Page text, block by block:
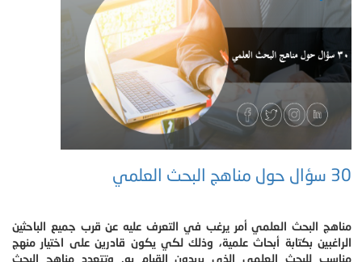
30 سؤال حول مناهج البحث العلمي
مناهج البحث العلمي أمر يرغب في التعرف عليه عن قرب جميع الباحثين
الراغبين بكتابة أبحاث علمية، وذلك لكي يكون قادرين على اختيار منهج
مناسب للبحث العلمي الذي يريدون القيام به. وتتعدد مناهج البحث